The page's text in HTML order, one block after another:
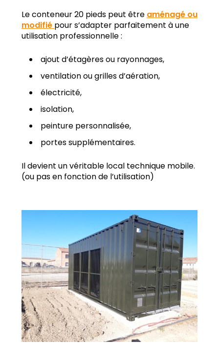
Le conteneur 20 pieds peut êtreaménagé ou
modifiépour s’adapter parfaitement à une
utilisation professionnelle :
ajout d’étagères ou rayonnages,
ventilation ou grilles d’aération,
électricité,
isolation,
peinture personnalisée,
portes supplémentaires.
Il devient un véritable local technique mobile.
(ou pas en fonction de l’utilisation)